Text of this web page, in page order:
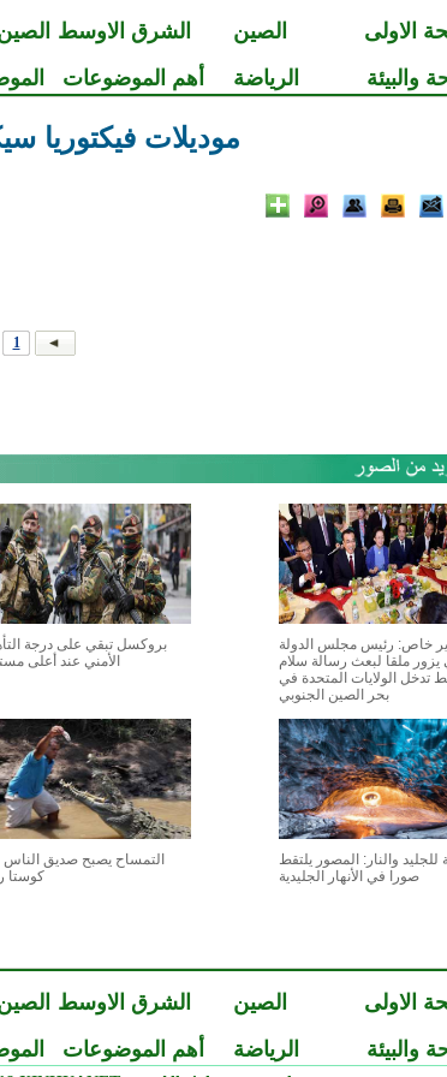
الاولى الصين الشرق الاوسط
والبيئة
الرياضة أهم الموضوعات
موديلات فيكتوريا
1
خاص: رئيس مجلس الدولة
يزور ملقا لبعث رسالة سلام
تدخل الولايات المتحدة في
بحر الصين الجنوبي
بروكسل تبقي على درجة
الأمني عند أعلى
للجليد والنار: المصور يلتقط
صورا في الأنهار الجليدية
التمساح يصبح صديق
كوستا
الاولى الصين الشرق الاوسط
والبيئة
الرياضة أهم الموضوعات